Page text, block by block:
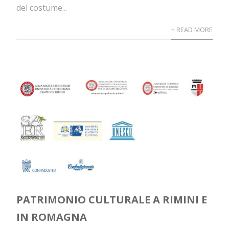
del costume...
+ READ MORE
PATRIMONIO CULTURALE A RIMINI E
IN ROMAGNA